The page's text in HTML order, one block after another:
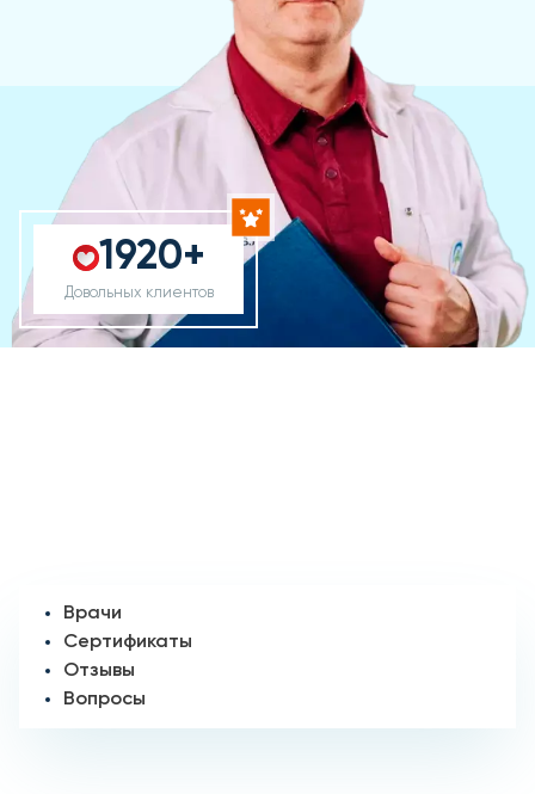
1920+
Довольных клиентов
Врачи
Сертификаты
Отзывы
Вопросы